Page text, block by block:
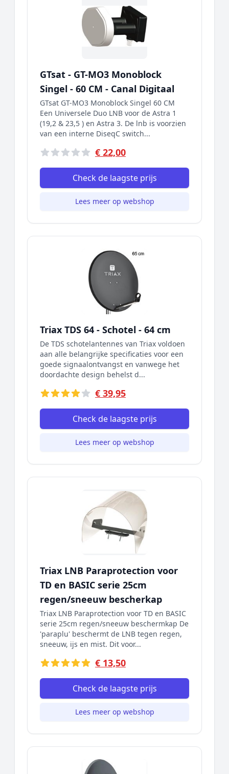
GTsat - GT-MO3 Monoblock
Singel - 60 CM - Canal Digitaal
GTsat GT-MO3 Monoblock Singel 60 CM
Een Universele Duo LNB voor de Astra 1
(19,2 & 23,5 ) en Astra 3. De lnb is voorzien
van een interne DiseqC switch...
€ 22,00
Check de laagste prijs
Lees meer op webshop
Triax TDS 64 - Schotel - 64 cm
De TDS schotelantennes van Triax voldoen
aan alle belangrijke specificaties voor een
goede signaalontvangst en vanwege het
doordachte design behelst d...
€ 39,95
Check de laagste prijs
Lees meer op webshop
Triax LNB Paraprotection voor
TD en BASIC serie 25cm
regen/sneeuw bescherkap
Triax LNB Paraprotection voor TD en BASIC
serie 25cm regen/sneeuw beschermkap De
'paraplu' beschermt de LNB tegen regen,
sneeuw, ijs en mist. Dit voor...
€ 13,50
Check de laagste prijs
Lees meer op webshop